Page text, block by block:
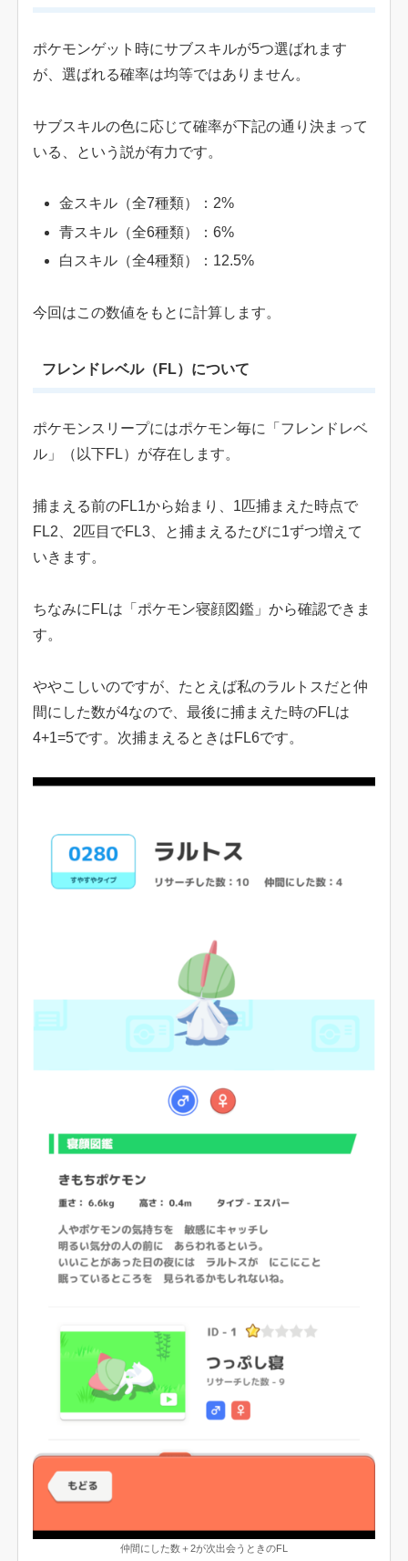
ポケモンゲット時にサブスキルが5つ選ばれます
が、選ばれる確率は均等ではありません。
サブスキルの色に応じて確率が下記の通り決まって
いる、という説が有力です。
金スキル（全7種類）：2%
青スキル（全6種類）：6%
白スキル（全4種類）：12.5%
今回はこの数値をもとに計算します。
フレンドレベル（FL）について
ポケモンスリープにはポケモン毎に「フレンドレベ
ル」（以下FL）が存在します。
捕まえる前のFL1から始まり、1匹捕まえた時点で
FL2、2匹目でFL3、と捕まえるたびに1ずつ増えて
いきます。
ちなみにFLは「ポケモン寝顔図鑑」から確認できま
す。
ややこしいのですが、たとえば私のラルトスだと仲
間にした数が4なので、最後に捕まえた時のFLは
4+1=5です。次捕まえるときはFL6です。
仲間にした数＋2が次出会うときのFL